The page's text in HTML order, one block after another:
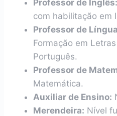
Professor de Inglês:
com habilitação em
Professor de
Formação em
Português.
Professor de
Matemática.
Auxiliar de Ensino:
Merendeira: Nível